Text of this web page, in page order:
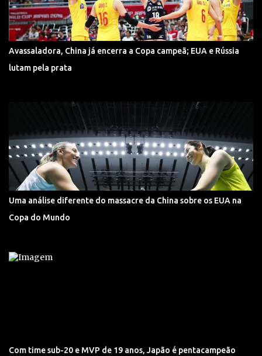
Avassaladora, China já encerra a Copa campeã; EUA e Rússia
lutam pela prata
Uma análise diferente do massacre da China sobre os EUA na
Copa do Mundo
Com time sub-20 e MVP de 19 anos, Japão é pentacampeão